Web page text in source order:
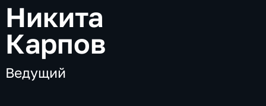
Никита
Карпов
Ведущий